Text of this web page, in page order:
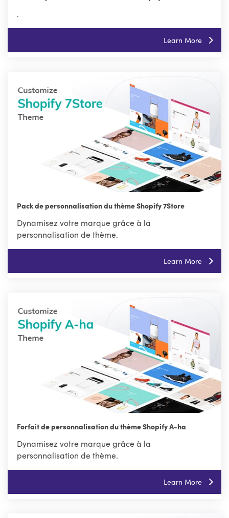
.
Learn More
Pack de personnalisation du thème Shopify 7Store
Dynamisez votre marque grâce à la
personnalisation de thème.
Learn More
Forfait de personnalisation du thème Shopify A-ha
Dynamisez votre marque grâce à la
personnalisation de thème.
Learn More